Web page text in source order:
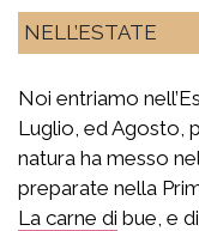
NELL’ESTATE
Noi entriamo
Luglio, ed Agosto,
natura ha messo
preparate nella
La carne di bue, e